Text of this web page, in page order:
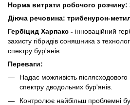
Норма витрати робочого розчину:
Діюча речовина: трибенурон-
Гербіцид Харпакс - інноваційний
захисту гібридів соняшника з
спектру бур'янів.
Переваги:
Надає можливість
спектру дводольних бур'янів.
Контролює найбільш проблемні